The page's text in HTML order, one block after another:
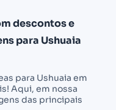
descontos e
para Ushuaia
para Ushuaia em
Aqui, em nossa
das principais